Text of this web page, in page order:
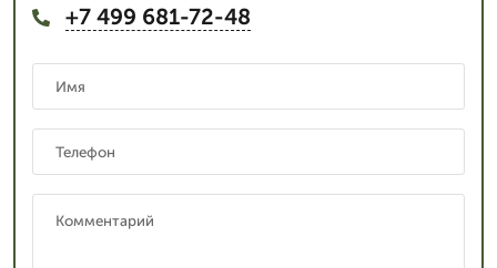
+7 499 681-72-48